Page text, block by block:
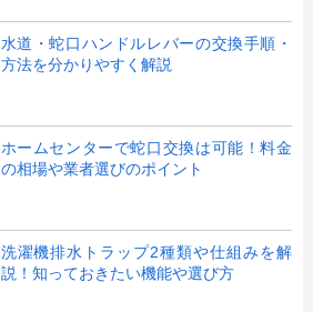
水道・蛇口ハンドルレバーの交換手順・
方法を分かりやすく解説
ホームセンターで蛇口交換は可能！料金
の相場や業者選びのポイント
洗濯機排水トラップ2種類や仕組みを解
説！知っておきたい機能や選び方